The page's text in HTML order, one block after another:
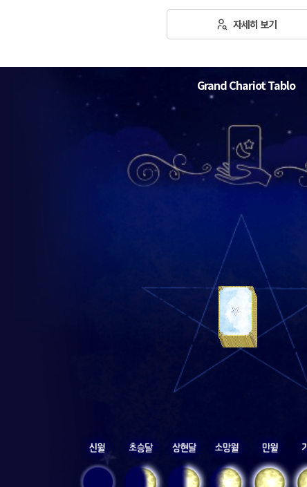
자세히 보기
Grand Chariot Tablo